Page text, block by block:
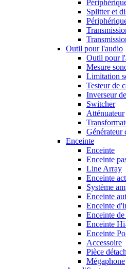
Splitter et
Outil pour l'audio
Outil pour
Mesure
Limitation
Testeur de
Inverseur
Switcher
Atténuateur
Générateur
Enceinte
Enceinte
Enceinte
Line Array
Enceinte
Système
Enceinte
Enceinte
Enceinte
Enceinte
Enceinte
Accessoire
Pièce
Mégaphone